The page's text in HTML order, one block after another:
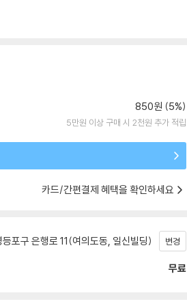
850원 (5%)
5만원 이상 구매 시 2천원 추가 적립
카드/간편결제 혜택을 확인하세요
포구 은행로 11(여의도동, 일신빌딩) 변경
무료